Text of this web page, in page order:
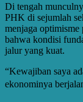
Di tengah
PHK di sejumlah
menjaga optimisme
bahwa kondisi
jalur yang kuat.
“Kewajiban saya
ekonominya